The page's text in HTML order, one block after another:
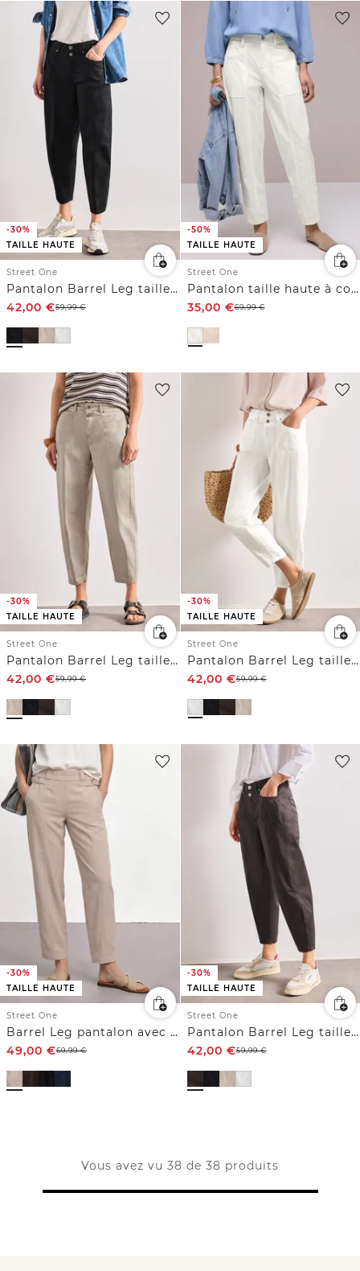
-30%
TAILLE HAUTE
Street One
Pantalon Barrel Leg taille haute
42,00 €59,99€
-50%
TAILLE HAUTE
Street One
Pantalon taille haute à coupe barrel leg décontractée
35,00 €69,99€
-30%
TAILLE HAUTE
Street One
Pantalon Barrel Leg taille haute
42,00 €59,99€
-30%
TAILLE HAUTE
Street One
Pantalon Barrel Leg taille haute
42,00 €59,99€
-30%
TAILLE HAUTE
Street One
Barrel Leg pantalon avec détail de boucle
49,00 €69,99€
-30%
TAILLE HAUTE
Street One
Pantalon Barrel Leg taille haute
42,00 €59,99€
Vous avez vu 38 de 38 produits